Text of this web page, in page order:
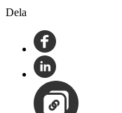
Dela